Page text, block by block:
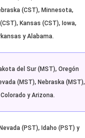
(CST), Minnesota,
Kansas (CST), Iowa,
y Alabama.
del Sur (MST), Oregón
(MST), Nebraska (MST),
y Arizona.
(PST), Idaho (PST) y